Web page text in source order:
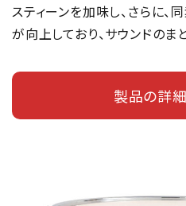
スティーンを加味し、さらに
が向上しており、サウンドのま
製品の詳